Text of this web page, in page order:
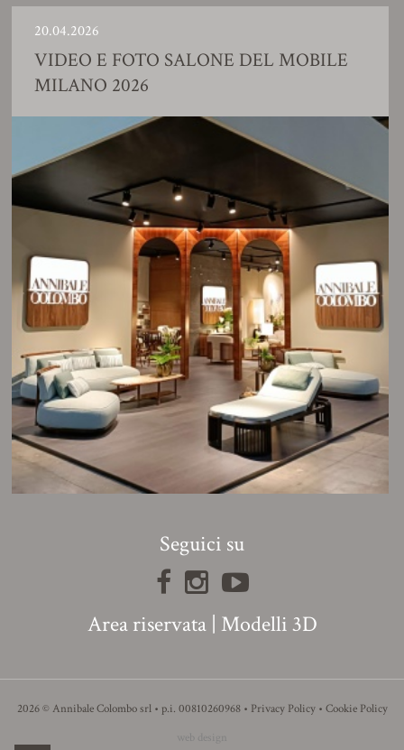
E FOTO SALONE DEL MOBILE
2026
Seguici su
Area riservata| Modelli 3D
2026 © Annibale Colombo srl • p.i. 00810260968 • Privacy Policy• Cookie Policy
web design